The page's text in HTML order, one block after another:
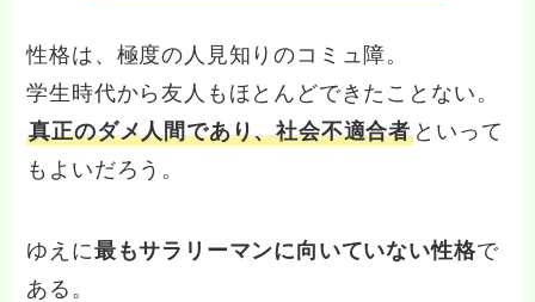
性格は、極度の人見知りのコミュ障。
学生時代から友人もほとんどできたことない。
真正のダメ人間であり、社会不適合者 といって
もよいだろう。
ゆえに最もサラリーマンに向いていない性格で
ある。